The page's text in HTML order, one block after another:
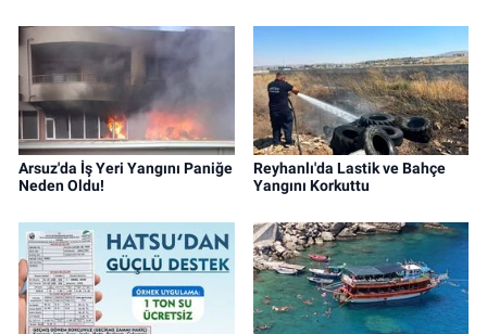
Arsuz'da İş Yeri Yangını Paniğe
Neden Oldu!
Reyhanlı'da Lastik ve Bahçe
Yangını Korkuttu